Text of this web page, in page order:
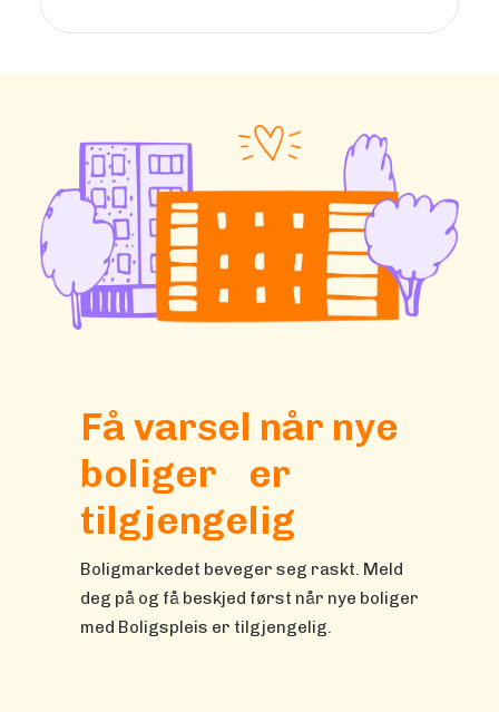
Få varsel når nye
boliger er
tilgjengelig
Boligmarkedet beveger seg raskt. Meld
deg på og få beskjed først når nye boliger
med Boligspleis er tilgjengelig.